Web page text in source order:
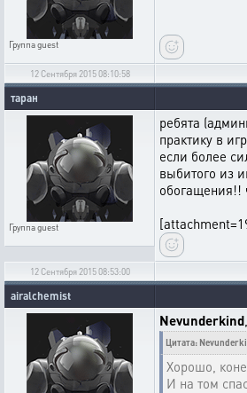
Группаguest
12 Сентября 2015 08:10:58
таран
Группаguest
ребята
практику в
если более
выбитого из
обогащения!!
12 Сентября 2015 08:53:00
airalchemist
Nevunderkind,
Цитата:
Хорошо,
И на том